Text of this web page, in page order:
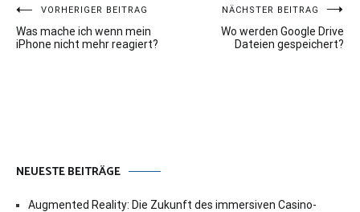
Beitragsnavigation
VORHERIGER BEITRAG
Was mache ich wenn mein
iPhone nicht mehr reagiert?
NÄCHSTER BEITRAG
Wo werden Google Drive
Dateien gespeichert?
NEUESTE BEITRÄGE
Augmented Reality: Die Zukunft des immersiven Casino-